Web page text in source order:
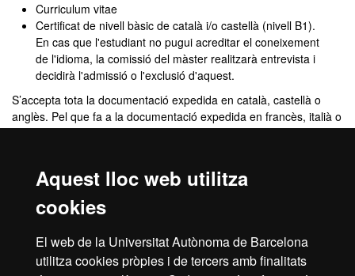
Aquest lloc web utilitza
cookies
El web de la Universitat Autònoma de Barcelona
utilitza cookies pròpies i de tercers amb finalitats
Curriculum vitae
Certificat de nivell bàsic de català i/o castellà (nivell B1).
En cas que l'estudiant no pugui acreditar el coneixement
de l'idioma, la comissió del màster realitzarà entrevista i
decidirà l'admissió o l'exclusió d'aquest.
S’accepta tota la documentació expedida en català, castellà o
anglès. Pel que fa a la documentació expedida en francès, italià o
portuguès, se’n pot tramitar la traducció al Servei de Llengües de
cal adjuntar la corresponent traducció al català, al castellà o a
l’anglès efectuada per un traductor jurat, per qualsevol
representació diplomàtica o consular de l’Estat espanyol a
Espanya del país del qual és nacional la persona sol·licitant.